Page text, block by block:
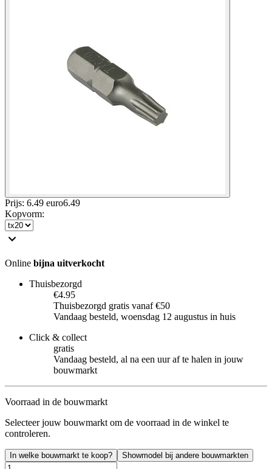
Prijs: 6.49 euro6.49
Kopvorm:
Online bijna uitverkocht
Thuisbezorgd
€4.95
Thuisbezorgd gratis vanaf €50
Vandaag besteld, woensdag 12 augustus in huis
Click & collect
gratis
Vandaag besteld, al na een uur af te halen in jouw
bouwmarkt
Voorraad in de bouwmarkt
Selecteer jouw bouwmarkt om de voorraad in de winkel te
controleren.
In welke bouwmarkt te koop? Showmodel bij andere bouwmarkten